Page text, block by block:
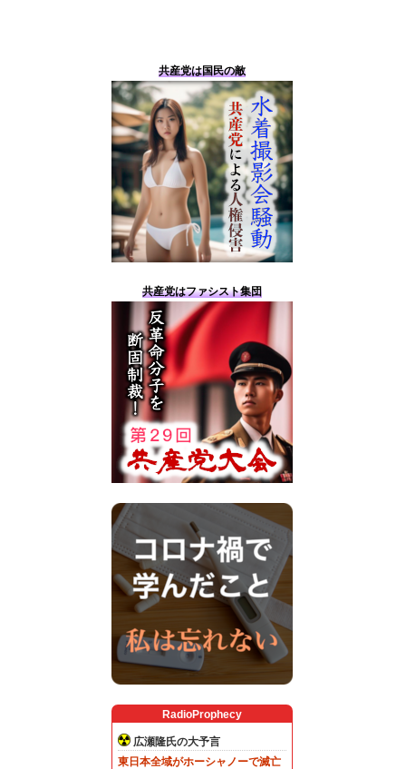
共産党は国民の敵
共産党はファシスト集団